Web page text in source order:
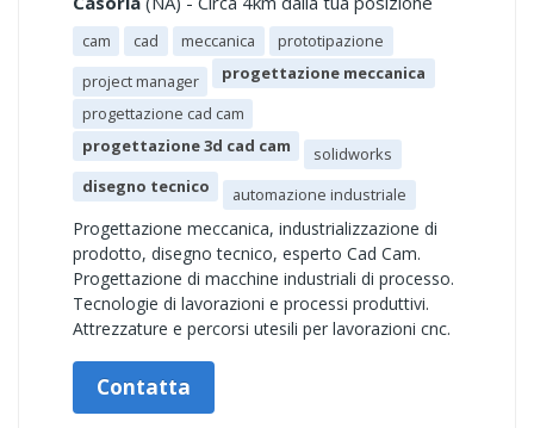
cam cad meccanica
prototipazione
project manager
progettazione meccanica
progettazione cad cam
progettazione 3d cad cam
solidworks
disegno tecnico
automazione industriale
Progettazione meccanica, industrializzazione di
prodotto, disegno tecnico, esperto Cad Cam.
Progettazione di macchine industriali di processo.
Tecnologie di lavorazioni e processi produttivi.
Attrezzature e percorsi utesili per lavorazioni cnc.
Contatta